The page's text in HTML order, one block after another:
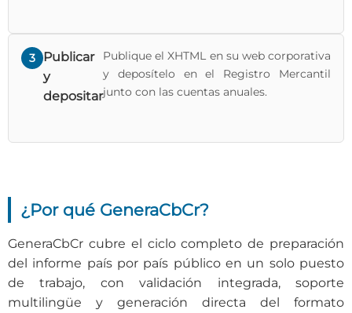
3
Publicar
y
depositar
Publique el XHTML en su web corporativa
y deposítelo en el Registro Mercantil
junto con las cuentas anuales.
¿Por qué GeneraCbCr?
GeneraCbCr cubre el ciclo completo de preparación
del informe país por país público en un solo puesto
de trabajo, con validación integrada, soporte
multilingüe y generación directa del formato